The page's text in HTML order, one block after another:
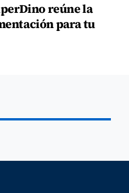
reúne la
para tu